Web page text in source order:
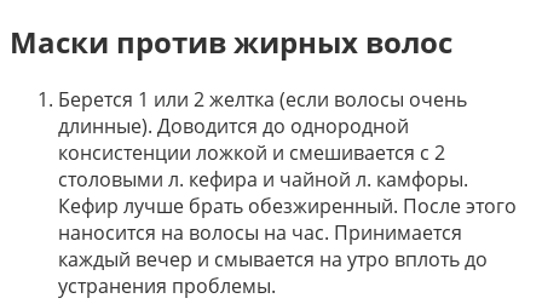
Маски против жирных волос
Берется 1 или 2 желтка (если волосы очень
длинные). Доводится до однородной
консистенции ложкой и смешивается с 2
столовыми л. кефира и чайной л. камфоры.
Кефир лучше брать обезжиренный. После этого
наносится на волосы на час. Принимается
каждый вечер и смывается на утро вплоть до
устранения проблемы.